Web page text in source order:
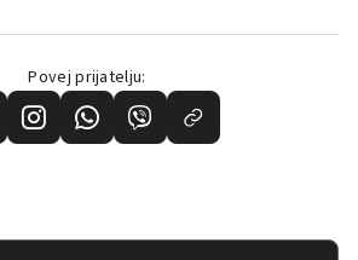
Povej prijatelju: